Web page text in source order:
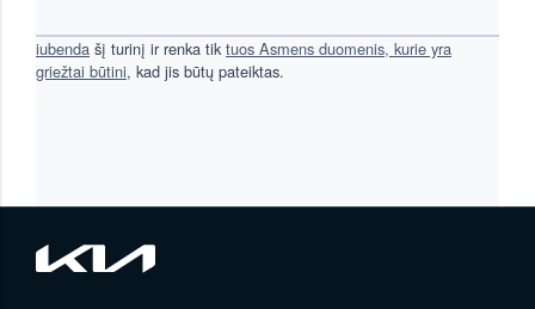
iubenda šį turinį ir renka tiktuos Asmens duomenis, kurie yra
griežtai būtini, kad jis būtų pateiktas.